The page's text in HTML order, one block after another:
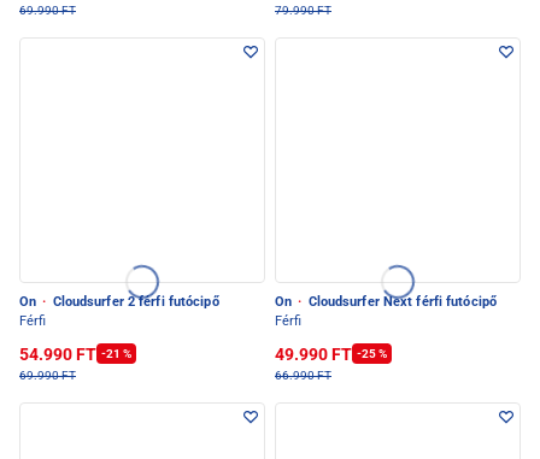
69.990 FT
79.990 FT
On · Cloudsurfer 2 férfi futócipő
Férfi
54.990 FT -21 %
69.990 FT
On · Cloudsurfer Next férfi futócipő
Férfi
49.990 FT -25 %
66.990 FT